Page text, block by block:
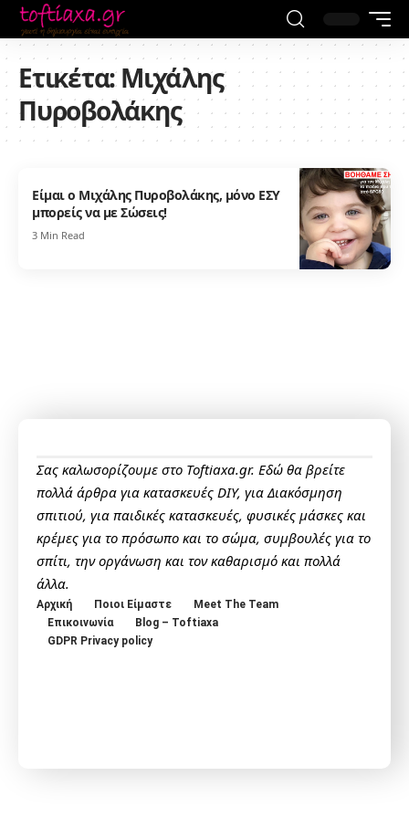
Ετικέτα:Μιχάλης
Πυροβολάκης
Είμαι ο Μιχάλης Πυροβολάκης, μόνο ΕΣΥ
μπορείς να με Σώσεις!
3 Min Read
Σας καλωσορίζουμε στο Toftiaxa.gr. Εδώ θα βρείτε
πολλά άρθρα για κατασκευές DIY, για Διακόσμηση
σπιτιού, για παιδικές κατασκευές, φυσικές μάσκες και
κρέμες για το πρόσωπο και το σώμα, συμβουλές για το
σπίτι, την οργάνωση και τον καθαρισμό και πολλά
άλλα.
Αρχική Ποιοι Είμαστε
Meet The Team
Επικοινωνία
Blog – Toftiaxa
GDPR Privacy policy